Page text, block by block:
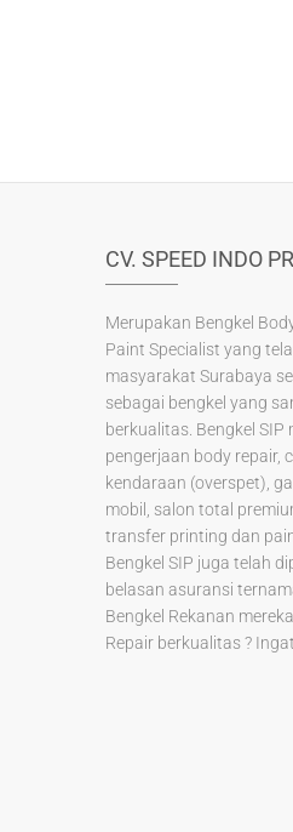
CV. SPEED INDO
Merupakan Bengkel
Paint Specialist yang
masyarakat Surabaya
sebagai bengkel yang
berkualitas. Bengkel SIP
pengerjaan body repair,
kendaraan (overspet),
mobil, salon total
transfer printing dan
Bengkel SIP juga telah
belasan asuransi
Bengkel Rekanan
Repair berkualitas ?